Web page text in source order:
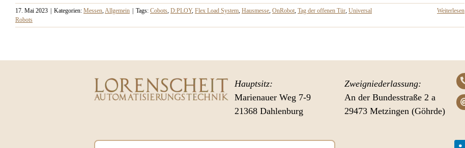
17. Mai 2023 Kategorien: Messen,Allgemein Tags: Cobots, D:PLOY, Flex Load System, Hausmesse, OnRobot, Tag der offenen Tür, Universal
Robots
Weiterlesen
Hauptsitz:
Marienauer Weg 7-9
21368 Dahlenburg
Zweigniederlassung:
An der Bundesstraße 2 a
29473 Metzingen (Göhrde)